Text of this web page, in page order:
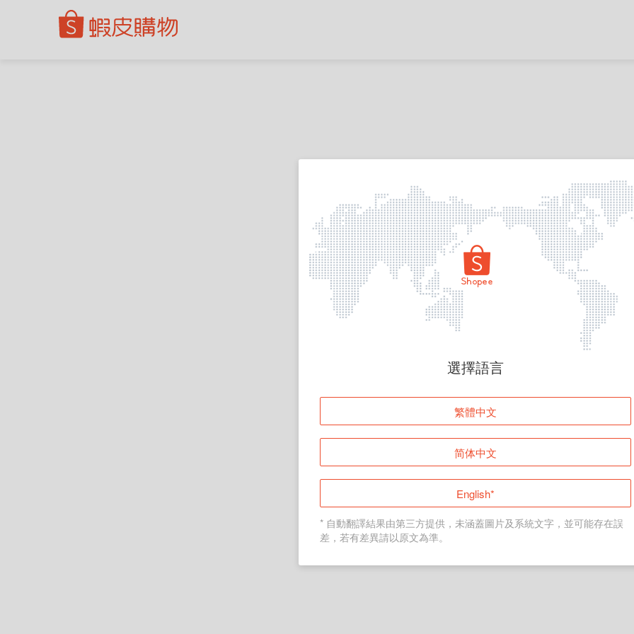
頁面無法顯示
登入
返回首頁
選擇語言
繁體中文
简体中文
English*
* 自動翻譯結果由第三方提供，未涵蓋圖片及系統文字，並可能存在誤
差，若有差異請以原文為準。